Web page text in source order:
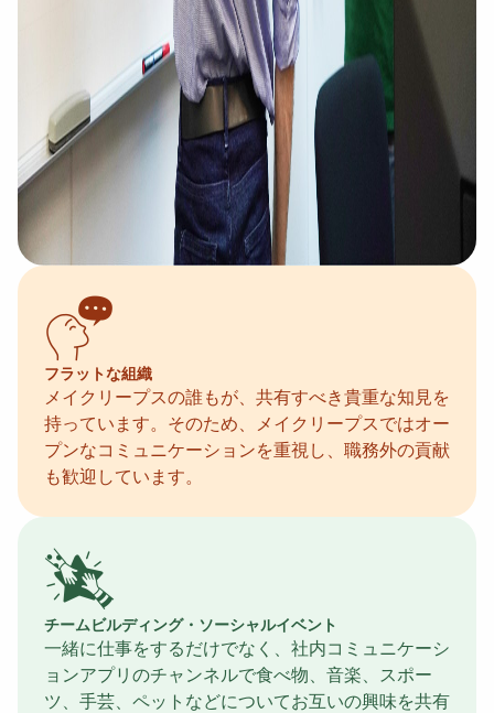
フラットな組織
メイクリープスの誰もが、共有すべき貴重な知見を
持っています。そのため、メイクリープスではオー
プンなコミュニケーションを重視し、職務外の貢献
も歓迎しています。
チームビルディング・ソーシャルイベント
一緒に仕事をするだけでなく、社内コミュニケーシ
ョンアプリのチャンネルで食べ物、音楽、スポー
ツ、手芸、ペットなどについてお互いの興味を共有